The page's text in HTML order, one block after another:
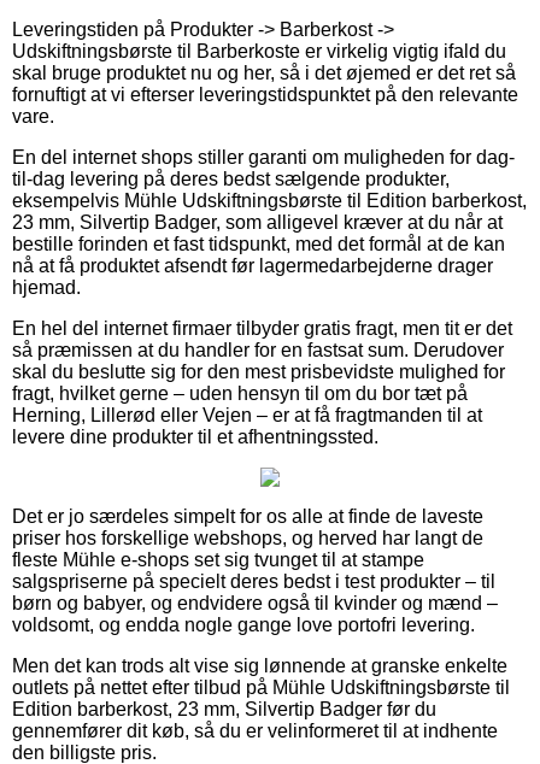
Leveringstiden på Produkter -> Barberkost ->
Udskiftningsbørste til Barberkoste er virkelig vigtig ifald du
skal bruge produktet nu og her, så i det øjemed er det ret så
fornuftigt at vi efterser leveringstidspunktet på den relevante
vare.
En del internet shops stiller garanti om muligheden for dag-
til-dag levering på deres bedst sælgende produkter,
eksempelvis Mühle Udskiftningsbørste til Edition barberkost,
23 mm, Silvertip Badger, som alligevel kræver at du når at
bestille forinden et fast tidspunkt, med det formål at de kan
nå at få produktet afsendt før lagermedarbejderne drager
hjemad.
En hel del internet firmaer tilbyder gratis fragt, men tit er det
så præmissen at du handler for en fastsat sum. Derudover
skal du beslutte sig for den mest prisbevidste mulighed for
fragt, hvilket gerne – uden hensyn til om du bor tæt på
Herning, Lillerød eller Vejen – er at få fragtmanden til at
levere dine produkter til et afhentningssted.
Det er jo særdeles simpelt for os alle at finde de laveste
priser hos forskellige webshops, og herved har langt de
fleste Mühle e-shops set sig tvunget til at stampe
salgspriserne på specielt deres bedst i test produkter – til
børn og babyer, og endvidere også til kvinder og mænd –
voldsomt, og endda nogle gange love portofri levering.
Men det kan trods alt vise sig lønnende at granske enkelte
outlets på nettet efter tilbud på Mühle Udskiftningsbørste til
Edition barberkost, 23 mm, Silvertip Badger før du
gennemfører dit køb, så du er velinformeret til at indhente
den billigste pris.